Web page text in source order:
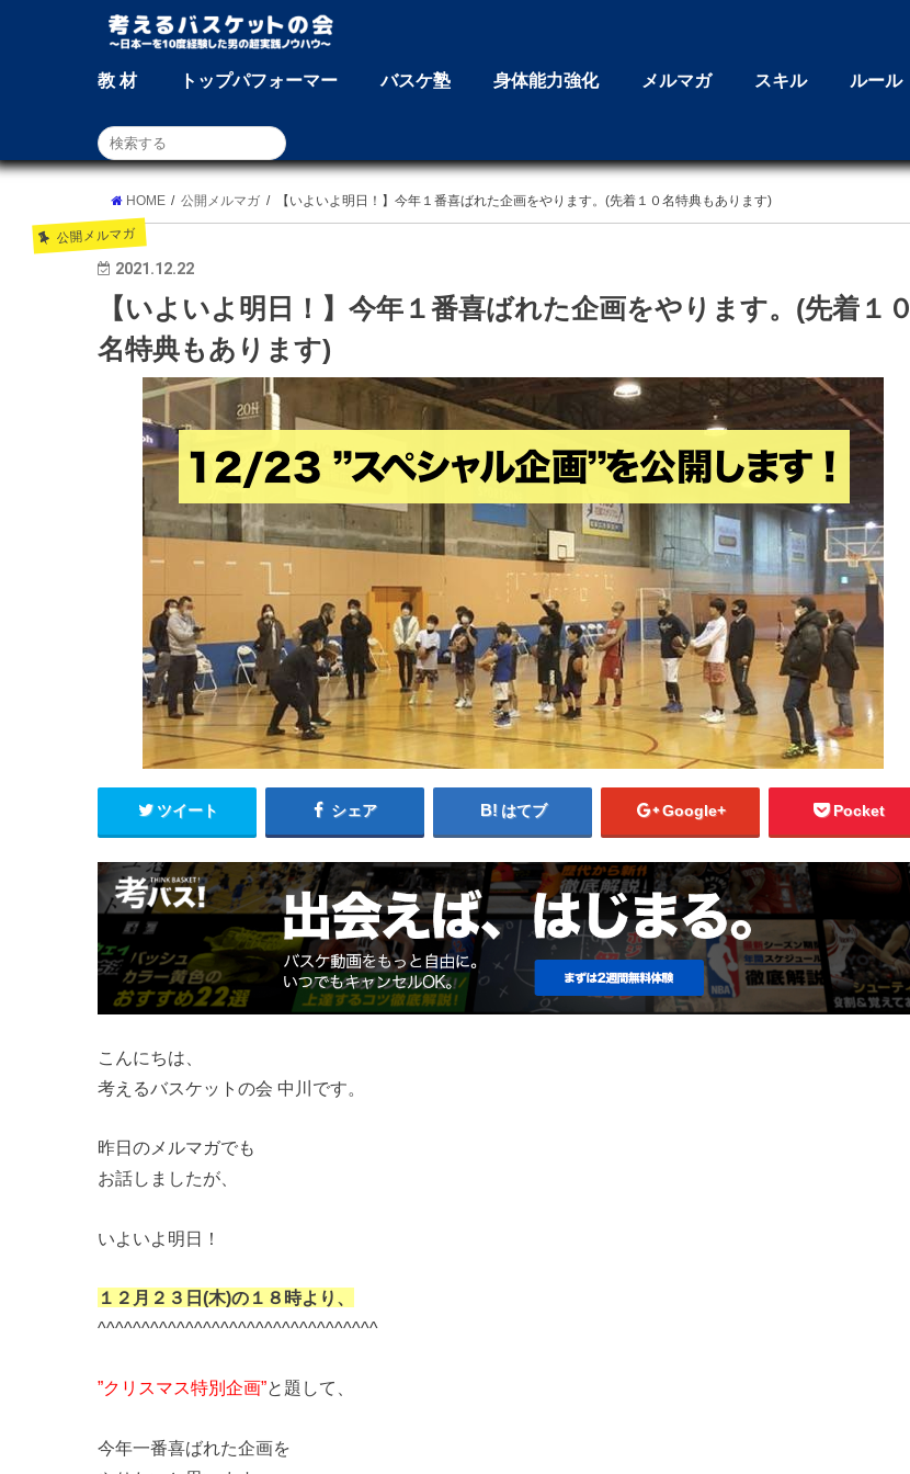
教 材 トップパフォーマー バスケ塾 身体能力強化 メルマガ スキル ルール
HOME 公開メルマガ 【いよいよ明日！】今年１番喜ばれた企画をやります。(先着１０名特典もあります)
公開メルマガ
2021.12.22
【いよいよ明日！】今年１番喜ばれた企画をやります。(先着１０
名特典もあります)
ツイート シェア はてブ Google+ Pocket
こんにちは、
考えるバスケットの会 中川です。
昨日のメルマガでも
お話しましたが、
いよいよ明日！
１２月２３日(木)の１８時より、
^^^^^^^^^^^^^^^^^^^^^^^^^^^^^^^^
”クリスマス特別企画”と題して、
今年一番喜ばれた企画を